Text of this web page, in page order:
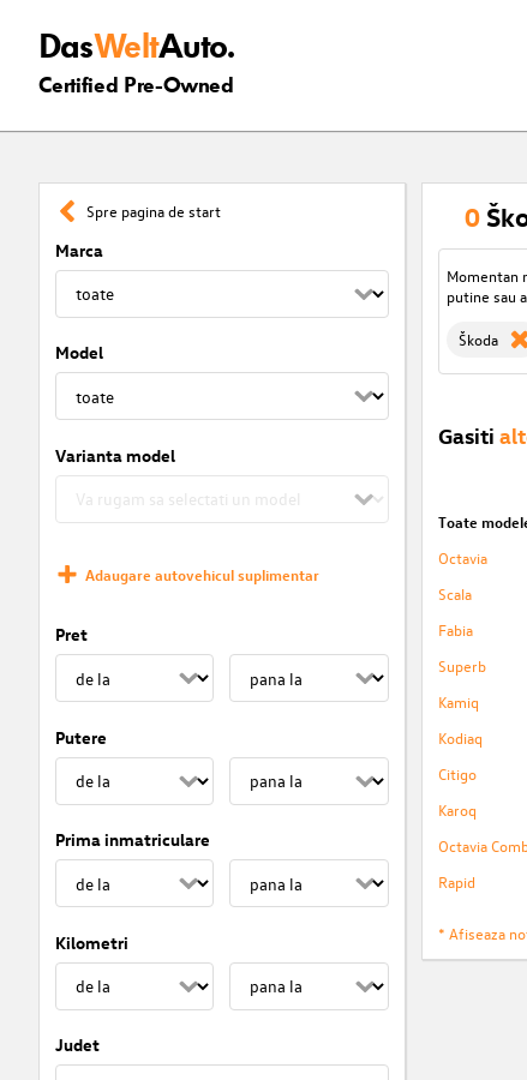
DasWeltAuto.
Certified Pre-Owned
Spre pagina de start
Marca
Model
Varianta model
Adaugare autovehicul suplimentar
Pret
Putere
Prima inmatriculare
Kilometri
Judet
0
Momentan
putine sau
Škoda
Gasiti
Toate
Octavia
Scala
Fabia
Superb
Kamiq
Kodiaq
Citigo
Karoq
Octavia
Rapid
* Afiseaza